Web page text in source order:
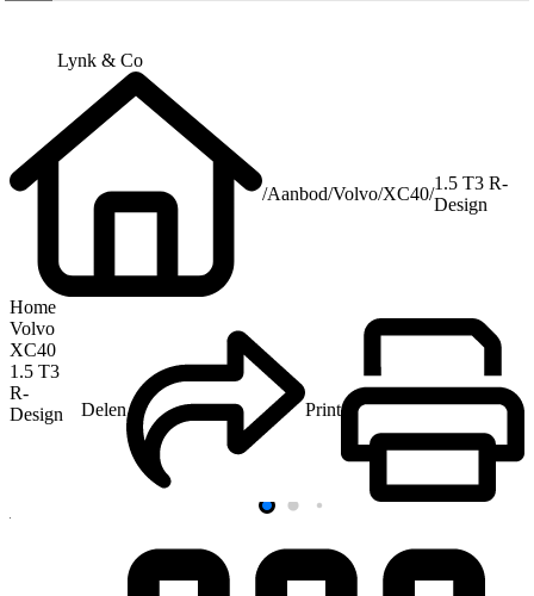
Lynk & Co
Home
/Aanbod/Volvo/XC40/
1.5 T3 R-
Design
Volvo
XC40
1.5 T3
R-
Design
Delen Print